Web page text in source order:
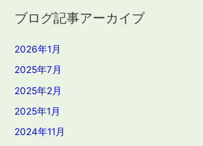
ブログ記事アーカイブ
2026年1月
2025年7月
2025年2月
2025年1月
2024年11月